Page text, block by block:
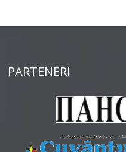
PARTENERI